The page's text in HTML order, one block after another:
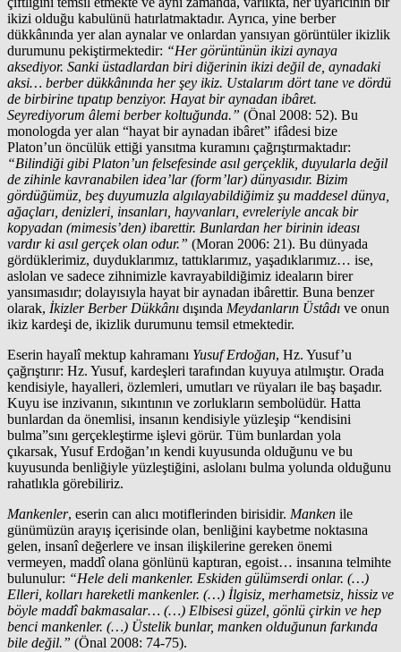
ikizi olduğu kabulünü hatırlatmaktadır. Ayrıca, yine berber
dükkânında yer alan aynalar ve onlardan yansıyan görüntüler ikizlik
durumunu pekiştirmektedir: “Her görüntünün ikizi aynaya
aksediyor. Sanki üstadlardan biri diğerinin ikizi değil de, aynadaki
aksi… berber dükkânında her şey ikiz. Ustalarım dört tane ve dördü
de birbirine tıpatıp benziyor. Hayat bir aynadan ibâret.
Seyrediyorum âlemi berber koltuğunda.” (Önal 2008: 52). Bu
monologda yer alan “hayat bir aynadan ibâret” ifâdesi bize
Platon’un öncülük ettiği yansıtma kuramını çağrıştırmaktadır:
“Bilindiği gibi Platon’un felsefesinde asıl gerçeklik, duyularla değil
de zihinle kavranabilen idea’lar (form’lar) dünyasıdır. Bizim
gördüğümüz, beş duyumuzla algılayabildiğimiz şu maddesel dünya,
ağaçları, denizleri, insanları, hayvanları, evreleriyle ancak bir
kopyadan (mimesis’den) ibarettir. Bunlardan her birinin ideası
vardır ki asıl gerçek olan odur.” (Moran 2006: 21). Bu dünyada
gördüklerimiz, duyduklarımız, tattıklarımız, yaşadıklarımız… ise,
aslolan ve sadece zihnimizle kavrayabildiğimiz ideaların birer
yansımasıdır; dolayısıyla hayat bir aynadan ibârettir. Buna benzer
olarak, İkizler Berber Dükkânı dışında Meydanların Üstâdı ve onun
ikiz kardeşi de, ikizlik durumunu temsil etmektedir.
Eserin hayalî mektup kahramanı Yusuf Erdoğan, Hz. Yusuf’u
çağrıştırır: Hz. Yusuf, kardeşleri tarafından kuyuya atılmıştır. Orada
kendisiyle, hayalleri, özlemleri, umutları ve rüyaları ile baş başadır.
Kuyu ise inzivanın, sıkıntının ve zorlukların sembolüdür. Hatta
bunlardan da önemlisi, insanın kendisiyle yüzleşip “kendisini
bulma”sını gerçekleştirme işlevi görür. Tüm bunlardan yola
çıkarsak, Yusuf Erdoğan’ın kendi kuyusunda olduğunu ve bu
kuyusunda benliğiyle yüzleştiğini, aslolanı bulma yolunda olduğunu
rahatlıkla görebiliriz.
Mankenler, eserin can alıcı motiflerinden birisidir. Manken ile
günümüzün arayış içerisinde olan, benliğini kaybetme noktasına
gelen, insanî değerlere ve insan ilişkilerine gereken önemi
vermeyen, maddî olana gönlünü kaptıran, egoist… insanına telmihte
bulunulur: “Hele deli mankenler. Eskiden gülümserdi onlar. (…)
Elleri, kolları hareketli mankenler. (…) İlgisiz, merhametsiz, hissiz ve
böyle maddî bakmasalar… (…) Elbisesi güzel, gönlü çirkin ve hep
benci mankenler. (…) Üstelik bunlar, manken olduğunun farkında
bile değil.” (Önal 2008: 74-75).